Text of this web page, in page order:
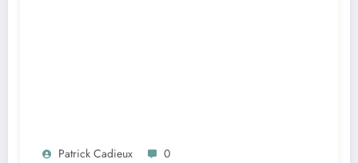
Patrick Cadieux 0